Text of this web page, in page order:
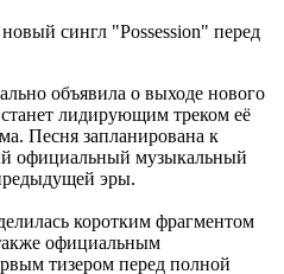
объявила о выходе нового
лидирующим треком её
Песня запланирована к
официальный музыкальный
эры.
коротким фрагментом
официальным
тизером перед полной